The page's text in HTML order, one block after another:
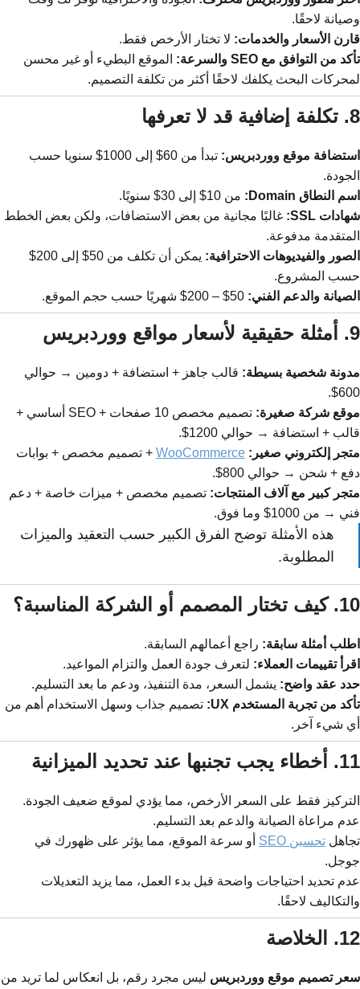
وصيانة لاحقًا.
قارن الأسعار والخدمات: لا تختار الأرخص فقط.
تأكد من التوافق مع SEO والسرعة:
الموقع البطيء أو غير محسن
لمحركات البحث يكلفك لاحقًا أكثر من تكلفة التصميم.
8. تكلفة إضافية قد لا تعرفها
استضافة موقع ووردبريس:
تبدأ من 60$ إلى 1000$ سنويا حسب
الجودة.
اسم النطاق Domain:
من 10$ إلى 30$ سنويًا.
شهادات SSL:
غالبًا مجانية من بعض الاستضافات، ولكن بعض الخطط
المتقدمة مدفوعة.
الصور والفيديوهات الاحترافية:
يمكن أن تكلف من 50$ إلى 200$
حسب المشروع.
الصيانة والدعم الفني:
9. أمثلة حقيقية لأسعار مواقع ووردبريس
مدونة شخصية بسيطة: قالب جاهز + استضافة + دومين → حوالي
600$.
موقع شركة صغيرة:
تصميم مخصص 10 صفحات + SEO أساسي +
قالب + استضافة → حوالي 1200$.
متجر إلكتروني صغير: WooCommerce + تصميم مخصص + بوابات
دفع + شحن → حوالي 800$.
متجر كبير مع آلاف المنتجات: تصميم مخصص + ميزات خاصة + دعم
فني → من 1000$ وما فوق.
هذه الأمثلة توضح الفرق الكبير حسب التعقيد والميزات
المطلوبة.
10. كيف تختار المصمم أو الشركة المناسبة؟
اطلب أمثلة سابقة: راجع أعمالهم السابقة.
اقرأ تقييمات العملاء: لتعرف جودة العمل والتزام المواعيد.
حدد عقد واضح: يشمل السعر، مدة التنفيذ، ودعم ما بعد التسليم.
تأكد من تجربة المستخدم UX:
تصميم جذاب وسهل الاستخدام أهم من
أي شيء آخر.
11. أخطاء يجب تجنبها عند تحديد الميزانية
التركيز فقط على السعر الأرخص، مما يؤدي لموقع ضعيف الجودة.
عدم مراعاة الصيانة والدعم بعد التسليم.
تجاهل تحسين SEO
أو سرعة الموقع، مما يؤثر على ظهورك في
جوجل.
عدم تحديد احتياجات واضحة قبل بدء العمل، مما يزيد التعديلات
والتكاليف لاحقًا.
12. الخلاصة
سعر تصميم موقع ووردبريس ليس مجرد رقم، بل انعكاس لما تريد من